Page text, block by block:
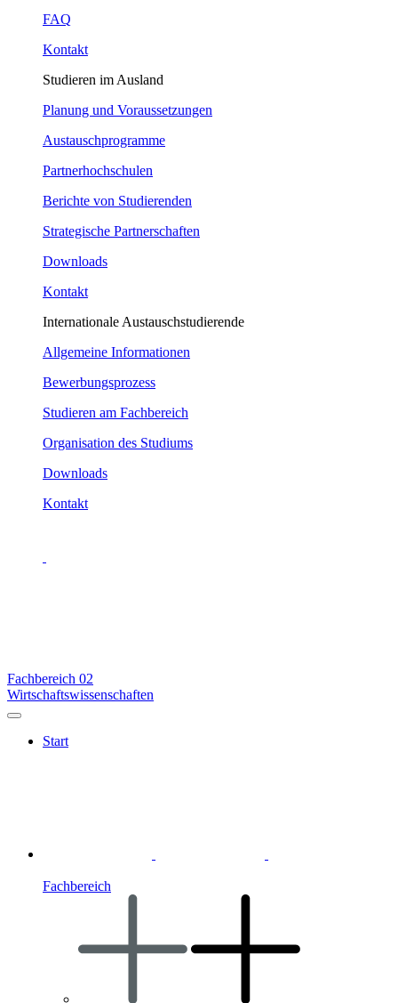
FAQ
Kontakt
Studieren im Ausland
Planung und Voraussetzungen
Austauschprogramme
Partnerhochschulen
Berichte von Studierenden
Strategische Partnerschaften
Downloads
Kontakt
Internationale Austauschstudierende
Allgemeine Informationen
Bewerbungsprozess
Studieren am Fachbereich
Organisation des Studiums
Downloads
Kontakt
Fachbereich 02
Wirtschaftswissenschaften
Start
Fachbereich